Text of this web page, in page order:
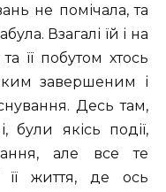
не помічала, та
Взагалі їй і на
її побутом хтось
завершеним і
Десь там,
були якісь події,
але все те
її життя, де ось